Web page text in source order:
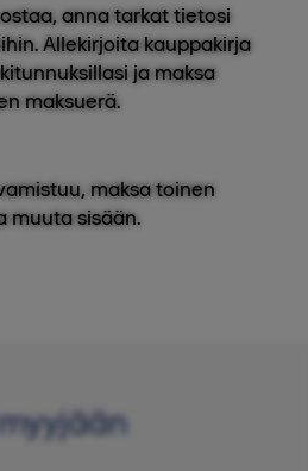
anna tarkat tietosi
Allekirjoita kauppakirja
ja maksa
maksuerä.
maksa toinen
muuta sisään.